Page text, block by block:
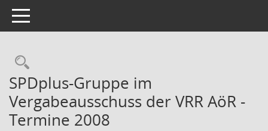
Toggle navigation
Rechercheauswahl
SPDplus-Gruppe im
Vergabeausschuss der VRR AöR -
Termine 2008